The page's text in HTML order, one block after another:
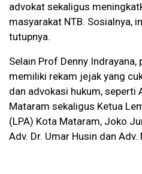
advokat sekaligus
masyarakat NTB. Sosialnya,
tutupnya.
Selain Prof Denny
memiliki rekam jejak yang
dan advokasi hukum, seperti
Mataram sekaligus Ketua
(LPA) Kota Mataram, Joko
Adv. Dr. Umar Husin dan